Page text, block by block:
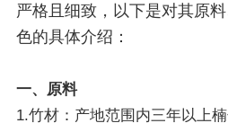
严格且细致，以下是对其原
色的具体介绍：
一、原料
1.竹材：产地范围内三年以上